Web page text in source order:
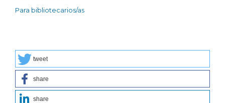
Para bibliotecarios/as
tweet
share
share